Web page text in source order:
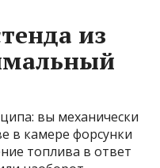
из
вы механически
в камере форсунки
топлива в ответ